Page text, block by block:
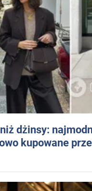
dżinsy:
kupowane